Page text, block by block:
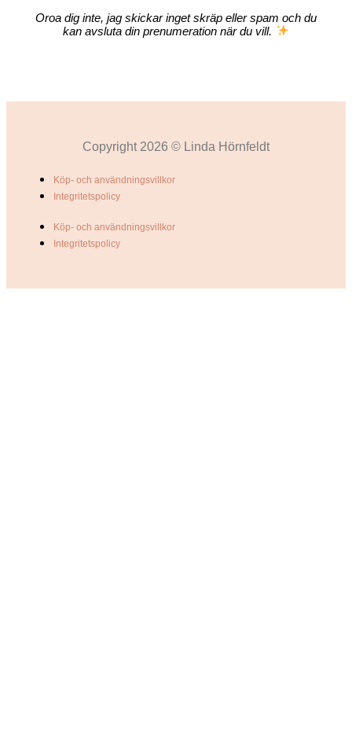
Oroa dig inte, jag skickar inget skräp eller spam och du
kan avsluta din prenumeration när du vill.
Copyright 2026 © Linda Hörnfeldt
Köp- och användningsvillkor
Integritetspolicy
Köp- och användningsvillkor
Integritetspolicy